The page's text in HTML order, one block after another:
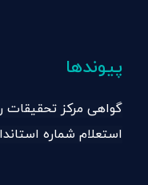
پیوندها
گواهی مرکز
استعلام شماره